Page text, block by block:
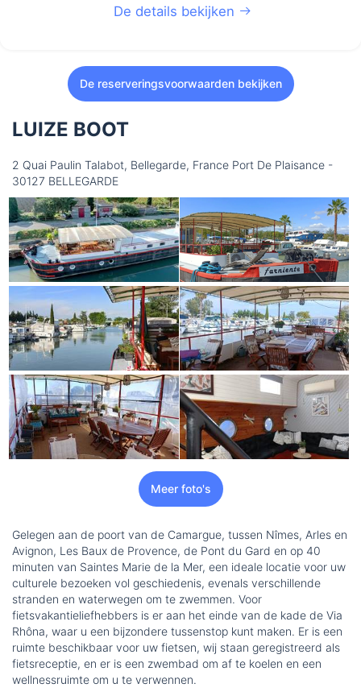
De details bekijken
De reserveringsvoorwaarden bekijken
LUIZE BOOT
2 Quai Paulin Talabot, Bellegarde, France Port De Plaisance -
30127 BELLEGARDE
Meer foto's
Gelegen aan de poort van de Camargue, tussen Nîmes, Arles en
Avignon, Les Baux de Provence, de Pont du Gard en op 40
minuten van Saintes Marie de la Mer, een ideale locatie voor uw
culturele bezoeken vol geschiedenis, evenals verschillende
stranden en waterwegen om te zwemmen. Voor
fietsvakantieliefhebbers is er aan het einde van de kade de Via
Rhôna, waar u een bijzondere tussenstop kunt maken. Er is een
ruimte beschikbaar voor uw fietsen, wij staan geregistreerd als
fietsreceptie, en er is een zwembad om af te koelen en een
wellnessruimte om u te verwennen.